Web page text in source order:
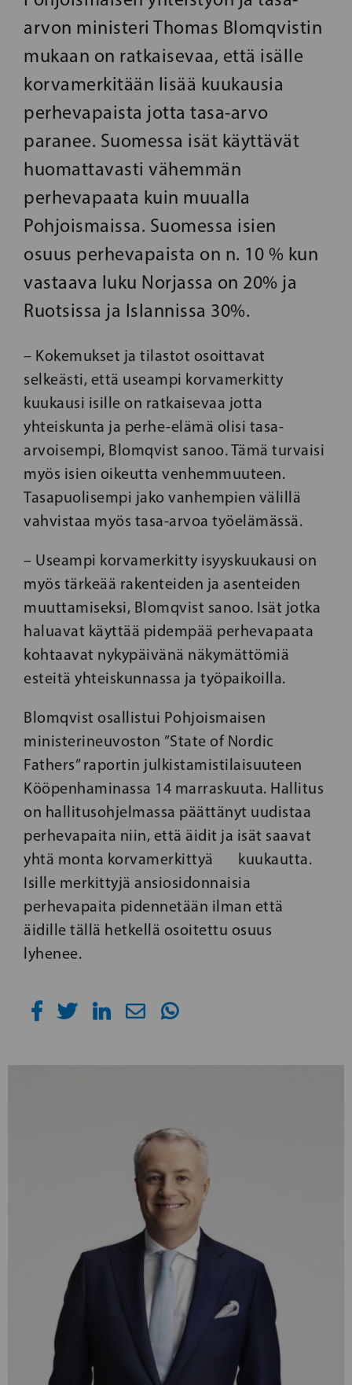
arvon ministeri Thomas Blomqvistin
mukaan on ratkaisevaa, että isälle
korvamerkitään lisää kuukausia
perhevapaista jotta tasa-arvo
paranee. Suomessa isät käyttävät
huomattavasti vähemmän
perhevapaata kuin muualla
Pohjoismaissa. Suomessa isien
osuus perhevapaista on n. 10 % kun
vastaava luku Norjassa on 20% ja
Ruotsissa ja Islannissa 30%.
– Kokemukset ja tilastot osoittavat
selkeästi, että useampi korvamerkitty
kuukausi isille on ratkaisevaa jotta
yhteiskunta ja perhe-elämä olisi tasa-
arvoisempi, Blomqvist sanoo. Tämä turvaisi
myös isien oikeutta venhemmuuteen.
Tasapuolisempi jako vanhempien välillä
vahvistaa myös tasa-arvoa työelämässä.
– Useampi korvamerkitty isyyskuukausi on
myös tärkeää rakenteiden ja asenteiden
muuttamiseksi, Blomqvist sanoo. Isät jotka
haluavat käyttää pidempää perhevapaata
kohtaavat nykypäivänä näkymättömiä
esteitä yhteiskunnassa ja työpaikoilla.
Blomqvist osallistui Pohjoismaisen
ministerineuvoston ”State of Nordic
Fathers” raportin julkistamistilaisuuteen
Kööpenhaminassa 14 marraskuuta. Hallitus
on hallitusohjelmassa päättänyt uudistaa
perhevapaita niin, että äidit ja isät saavat
yhtä monta korvamerkittyä kuukautta.
Isille merkittyjä ansiosidonnaisia
perhevapaita pidennetään ilman että
äidille tällä hetkellä osoitettu osuus
lyhenee.